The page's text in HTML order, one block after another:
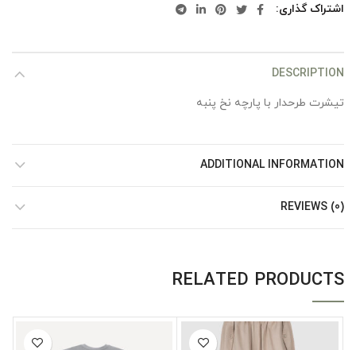
اشتراک گذاری
DESCRIPTION
تیشرت طرحدار با پارچه نخ پنبه
ADDITIONAL INFORMATION
REVIEWS (0)
RELATED PRODUCTS